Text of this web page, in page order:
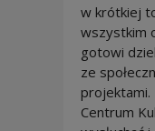
w krótkiej
wszystkim
gotowi
ze
Centrum